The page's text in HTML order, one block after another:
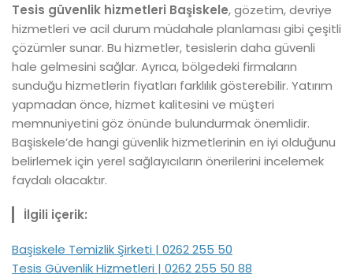
Tesis güvenlik hizmetleri Başiskele, gözetim, devriye
hizmetleri ve acil durum müdahale planlaması gibi çeşitli
çözümler sunar. Bu hizmetler, tesislerin daha güvenli
hale gelmesini sağlar. Ayrıca, bölgedeki firmaların
sunduğu hizmetlerin fiyatları farklılık gösterebilir. Yatırım
yapmadan önce, hizmet kalitesini ve müşteri
memnuniyetini göz önünde bulundurmak önemlidir.
Başiskele’de hangi güvenlik hizmetlerinin en iyi olduğunu
belirlemek için yerel sağlayıcıların önerilerini incelemek
faydalı olacaktır.
İlgili içerik:
Başiskele Temizlik Şirketi | 0262 255 50
Tesis Güvenlik Hizmetleri | 0262 255 50 88